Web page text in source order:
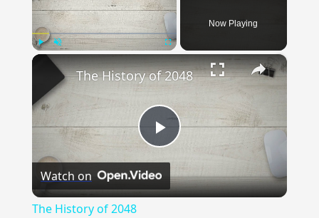
Play
Now Playing
×
Play
Video
The History of 2048
Watch on
The History of 2048